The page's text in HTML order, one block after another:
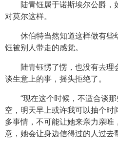
陆青钰属于诺斯埃尔公爵
对莫尔这样。
休伯特当然知道这样做有些
钰被别人带走的感觉。
陆青钰愣了愣，也没有去理
谈生意上的事，摇头拒绝了。
“现在这个时候，不适合谈
空，明天早上或许我可以抽个时
多事情，不可能让她来亲力亲唯
意，她会让身边信得过的人过去